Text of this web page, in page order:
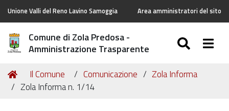
Unione Valli del Reno Lavino Samoggia Area amministratori del sito
Comune di Zola Predosa -
Amministrazione Trasparente
Tu
sei
Home
Il Comune Comunicazione
Zola Informa
Zola Informa n. 1/14